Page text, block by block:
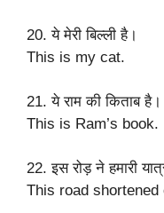
20. ये मेरी बिल्ली है।
This is my cat.
21. ये राम की किताब है।
This is Ram’s book.
22. इस रोड़ ने हमारी
This road shortened